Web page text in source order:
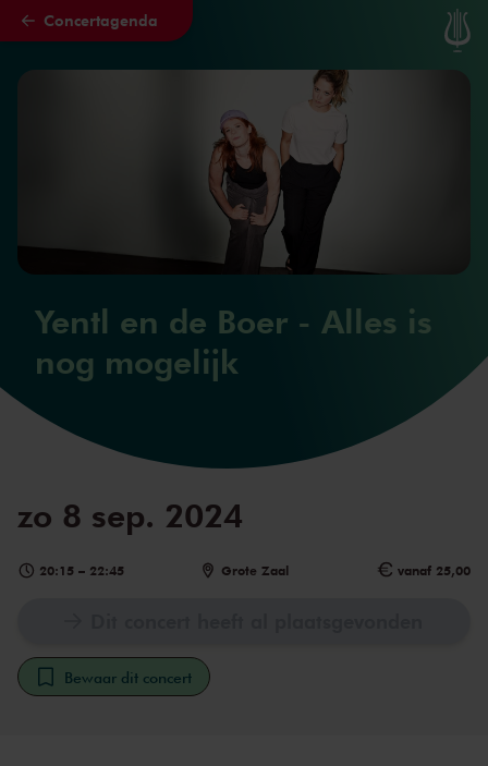
Naar hoofdcontent
Concertagenda
Yentl en de Boer - Alles is
nog mogelijk
zo 8 sep. 2024
20:15 – 22:45 Grote Zaal vanaf 25,00
Bewaar dit concert